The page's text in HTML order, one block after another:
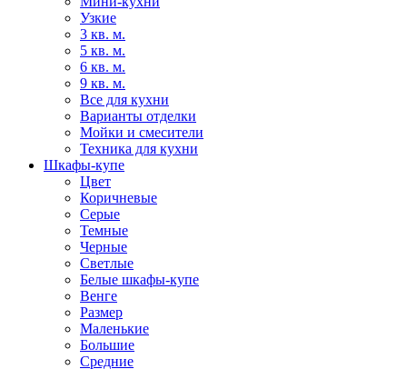
Узкие
3 кв. м.
5 кв. м.
6 кв. м.
9 кв. м.
Все для кухни
Варианты отделки
Мойки и смесители
Техника для кухни
Шкафы-купе
Цвет
Коричневые
Серые
Темные
Черные
Светлые
Белые шкафы-купе
Венге
Размер
Маленькие
Большие
Средние